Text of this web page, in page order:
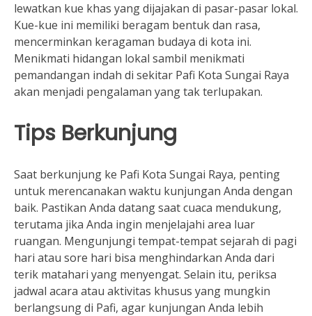
lewatkan kue khas yang dijajakan di pasar-pasar lokal.
Kue-kue ini memiliki beragam bentuk dan rasa,
mencerminkan keragaman budaya di kota ini.
Menikmati hidangan lokal sambil menikmati
pemandangan indah di sekitar Pafi Kota Sungai Raya
akan menjadi pengalaman yang tak terlupakan.
Tips Berkunjung
Saat berkunjung ke Pafi Kota Sungai Raya, penting
untuk merencanakan waktu kunjungan Anda dengan
baik. Pastikan Anda datang saat cuaca mendukung,
terutama jika Anda ingin menjelajahi area luar
ruangan. Mengunjungi tempat-tempat sejarah di pagi
hari atau sore hari bisa menghindarkan Anda dari
terik matahari yang menyengat. Selain itu, periksa
jadwal acara atau aktivitas khusus yang mungkin
berlangsung di Pafi, agar kunjungan Anda lebih